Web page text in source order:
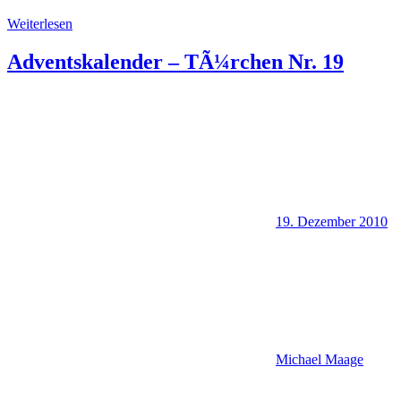
Weiterlesen
Adventskalender – TÃ¼rchen Nr. 19
19. Dezember 2010
Michael Maage